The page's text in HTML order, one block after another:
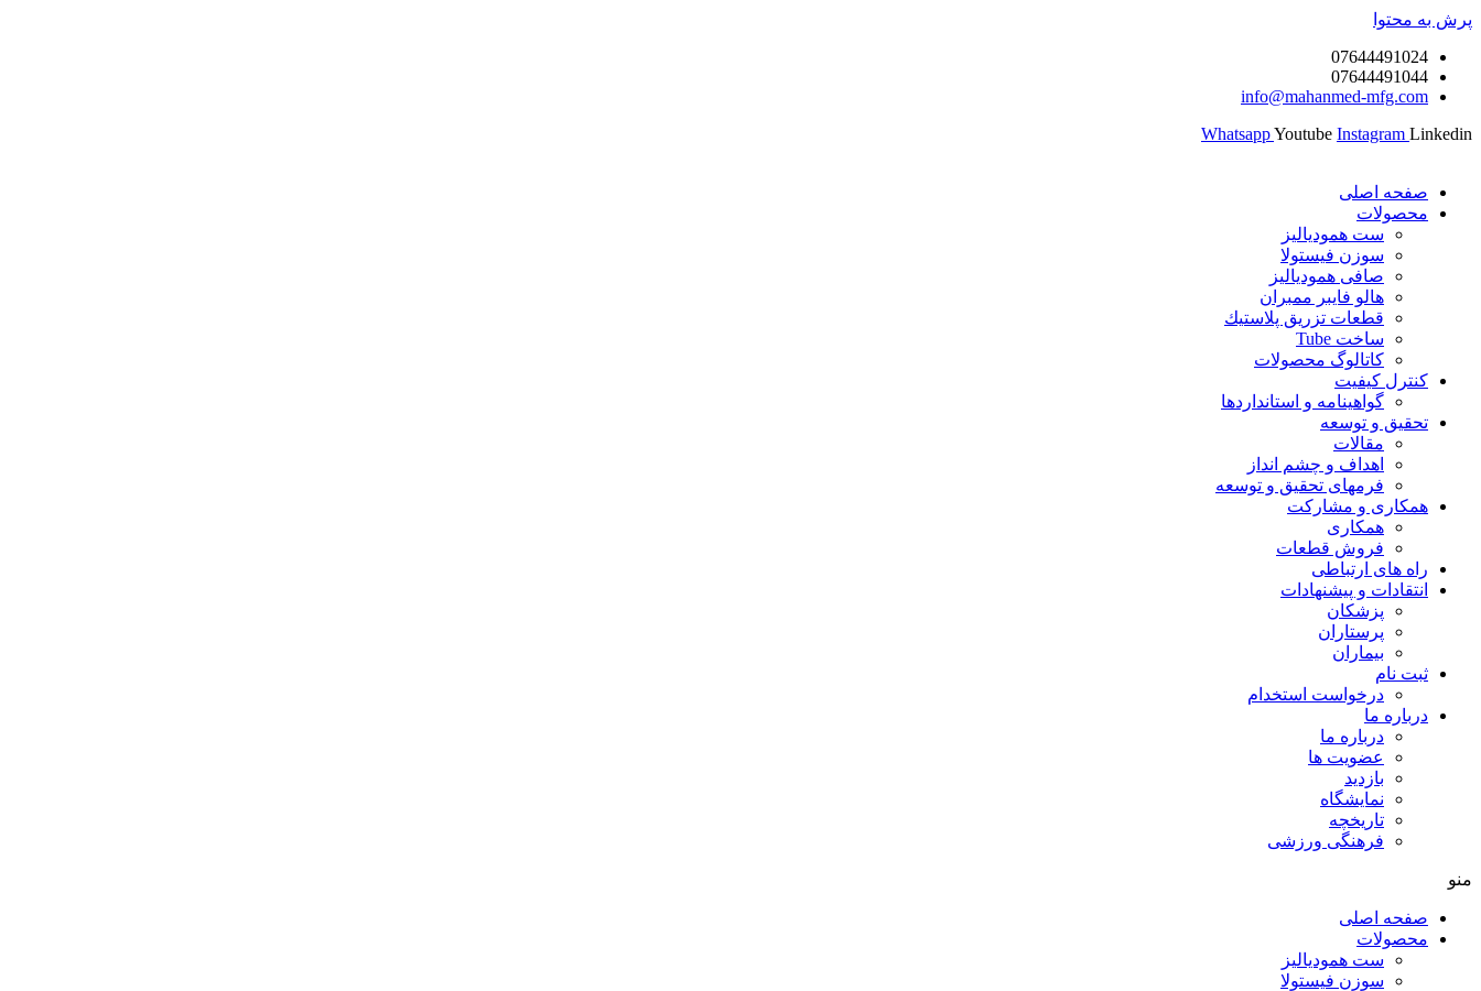
پرش به محتوا
07644491024
07644491044
info@mahanmed-mfg.com
WhatsappYoutube Instagram Linkedin
صفحه اصلی
محصولات
ست همودیالیز
سوزن فیستولا
صافی همودیالیز
هالو فایبر ممبران
قطعات تزريق پلاستيك
ساخت Tube
کاتالوگ محصولات
کنترل کیفیت
گواهينامه و استانداردها
تحقيق و توسعه
مقالات
اهداف و چشم انداز
فرمهای تحقیق و توسعه
همکاری و مشارکت
همکاری
فروش قطعات
راه های ارتباطی
انتقادات و پيشنهادات
پزشكان
پرستاران
بيماران
ثبت نام
درخواست استخدام
درباره ما
درباره ما
عضویت ها
بازدید
نمایشگاه
تاريخچه
فرهنگی ورزشی
منو
صفحه اصلی
محصولات
ست همودیالیز
سوزن فیستولا